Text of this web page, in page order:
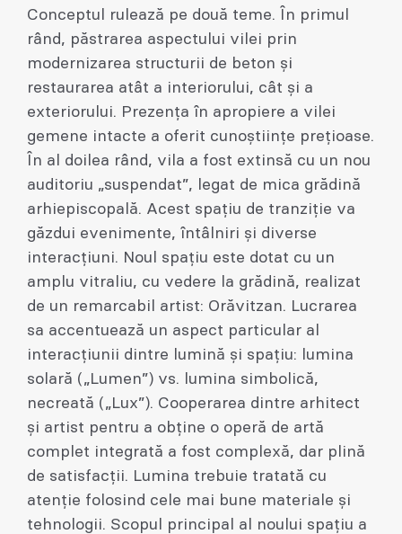
Conceptul rulează pe două teme. În primul
rând, păstrarea aspectului vilei prin
modernizarea structurii de beton și
restaurarea atât a interiorului, cât și a
exteriorului. Prezența în apropiere a vilei
gemene intacte a oferit cunoștiințe prețioase.
În al doilea rând, vila a fost extinsă cu un nou
auditoriu „suspendat”, legat de mica grădină
arhiepiscopală. Acest spațiu de tranziție va
găzdui evenimente, întâlniri și diverse
interacțiuni. Noul spațiu este dotat cu un
amplu vitraliu, cu vedere la grădină, realizat
de un remarcabil artist: Orăvitzan. Lucrarea
sa accentuează un aspect particular al
interacțiunii dintre lumină și spațiu: lumina
solară („Lumen”) vs. lumina simbolică,
necreată („Lux”). Cooperarea dintre arhitect
și artist pentru a obține o operă de artă
complet integrată a fost complexă, dar plină
de satisfacții. Lumina trebuie tratată cu
atenție folosind cele mai bune materiale și
tehnologii. Scopul principal al noului spațiu a